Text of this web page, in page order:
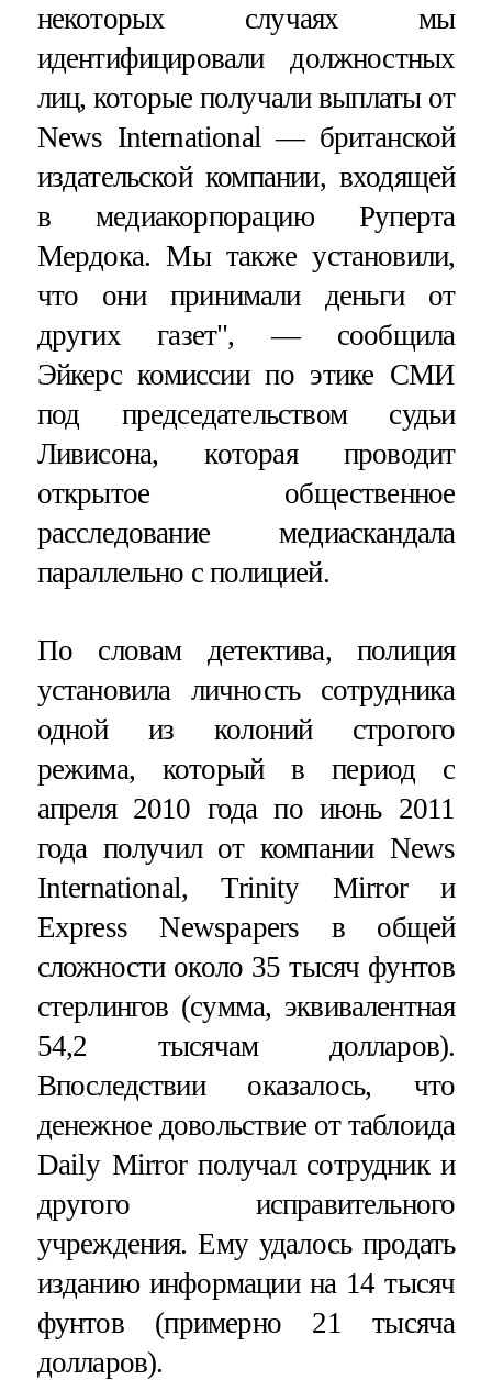
некоторых случаях мы
идентифицировали должностных
лиц, которые получали выплаты от
News International — британской
издательской компании, входящей
в медиакорпорацию Руперта
Мердока. Мы также установили,
что они принимали деньги от
других газет", — сообщила
Эйкерс комиссии по этике СМИ
под председательством судьи
Ливисона, которая проводит
открытое общественное
расследование медиаскандала
параллельно с полицией.
По словам детектива, полиция
установила личность сотрудника
одной из колоний строгого
режима, который в период с
апреля 2010 года по июнь 2011
года получил от компании News
International, Trinity Mirror и
Express Newspapers в общей
сложности около 35 тысяч фунтов
стерлингов (сумма, эквивалентная
54,2 тысячам долларов).
Впоследствии оказалось, что
денежное довольствие от таблоида
Daily Mirror получал сотрудник и
другого исправительного
учреждения. Ему удалось продать
изданию информации на 14 тысяч
фунтов (примерно 21 тысяча
долларов).